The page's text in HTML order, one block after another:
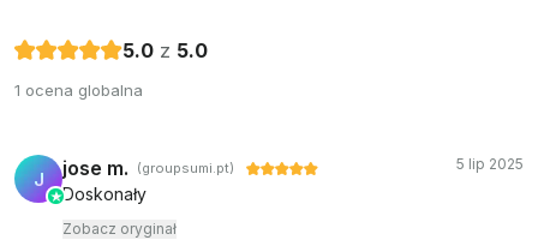
5.0 z 5.0
1 ocena globalna
J jose m. (groupsumi.pt) 5 lip 2025
Doskonały
Zobacz oryginał